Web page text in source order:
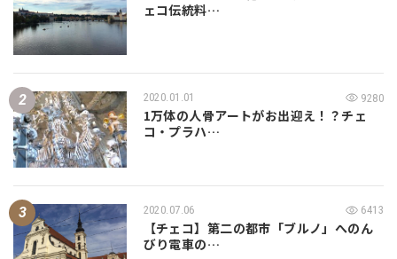
ェコ伝統料…
2020.01.01 9280
1万体の人骨アートがお出迎え！？チェ
コ・プラハ…
2020.07.06 6413
【チェコ】第二の都市「ブルノ」へのん
びり電車の…